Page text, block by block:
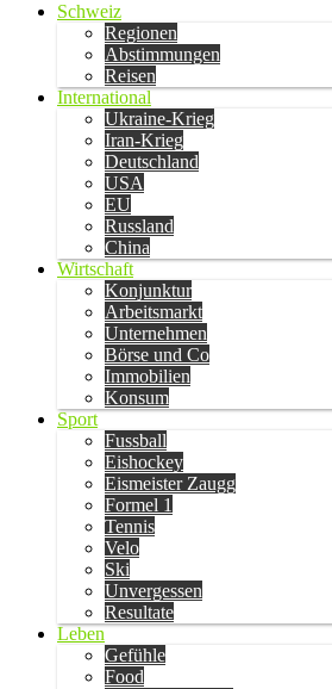
Schweiz
Regionen
Abstimmungen
Reisen
International
Ukraine-Krieg
Iran-Krieg
Deutschland
USA
EU
Russland
China
Wirtschaft
Konjunktur
Arbeitsmarkt
Unternehmen
Börse und Co
Immobilien
Konsum
Sport
Fussball
Eishockey
Eismeister Zaugg
Formel 1
Tennis
Velo
Ski
Unvergessen
Resultate
Leben
Gefühle
Food